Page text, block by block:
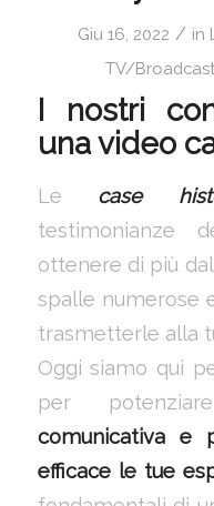
Giu 16, 2022 / in
TV/
I nostri
una video
Le case
testimonianze
ottenere di più
spalle numerose
trasmetterle alla
Oggi siamo qui
per
comunicativa e
efficace le tue